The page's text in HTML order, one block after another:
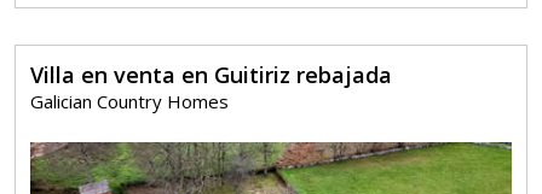
Villa en venta en Guitiriz rebajada
Galician Country Homes